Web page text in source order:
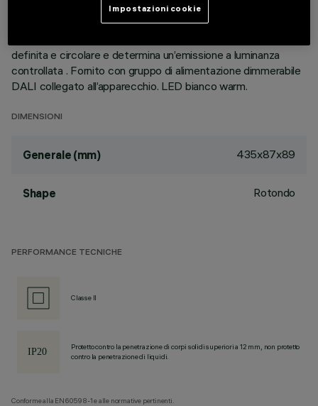
posizione arretrata nello schermo antiabbagliamento nero; la
composizione strutturale del sistema ottico evita l’effetto
definita e circolare e determina un’emissione a luminanza
controllata . Fornito con gruppo di alimentazione dimmerabile
DALI collegato all’apparecchio. LED bianco warm.
DIMENSIONI
Generale (mm) 435x87x89
Shape Rotondo
PERFORMANCE TECNICHE
Classe II
Protetto contro la penetrazione di corpi solidi superiori a 12 mm, non protetto
contro la penetrazione di liquidi.
Conforme alla EN60598-1 e alle normative pertinenti.
Impostazioni cookie